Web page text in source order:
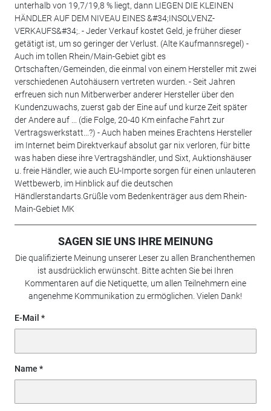
unterhalb von 19,7/19,8 % liegt, dann LIEGEN DIE KLEINEN
HÄNDLER AUF DEM NIVEAU EINES &#34;INSOLVENZ-
VERKAUFS&#34;. - Jeder Verkauf kostet Geld, je früher dieser
getätigt ist, um so geringer der Verlust. (Alte Kaufmannsregel) -
Auch im tollen Rhein/Main-Gebiet gibt es
Ortschaften/Gemeinden, die einmal von einem Hersteller mit zwei
verschiedenen Autohäusern vertreten wurden. - Seit Jahren
erfreuen sich nun Mitberwerber anderer Hersteller über den
Kundenzuwachs, zuerst gab der Eine auf und kurze Zeit später
der Andere auf ... (die Folge, 20-40 Km einfache Fahrt zur
Vertragswerkstatt...?) - Auch haben meines Erachtens Hersteller
im Internet beim Direktverkauf absolut gar nix verloren, für bitte
was haben diese ihre Vertragshändler, und Sixt, Auktionshäuser
u. freie Händler, wie auch EU-Importe sorgen für einen unlauteren
Wettbewerb, im Hinblick auf die deutschen
Händlerstandarts.Grüßle vom Bedenkenträger aus dem Rhein-
Main-Gebiet MK
SAGEN SIE UNS IHRE MEINUNG
Die qualifizierte Meinung unserer Leser zu allen Branchenthemen
ist ausdrücklich erwünscht. Bitte achten Sie bei Ihren
Kommentaren auf die Netiquette, um allen Teilnehmern eine
angenehme Kommunikation zu ermöglichen. Vielen Dank!
E-Mail
Name